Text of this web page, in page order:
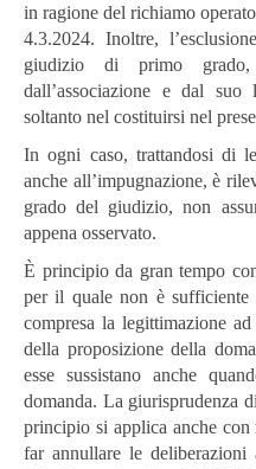
in ragione del richiamo
4.3.2024. Inoltre,
giudizio di primo
dall’associazione e dal suo
soltanto nel costituirsi nel
In ogni caso, trattandosi di
anche all’impugnazione, è
grado del giudizio, non
appena osservato.
È principio da gran tempo
per il quale non è
compresa la legittimazione
della proposizione della
esse sussistano anche
domanda. La giurisprudenza
principio si applica anche
far annullare le deliberazioni